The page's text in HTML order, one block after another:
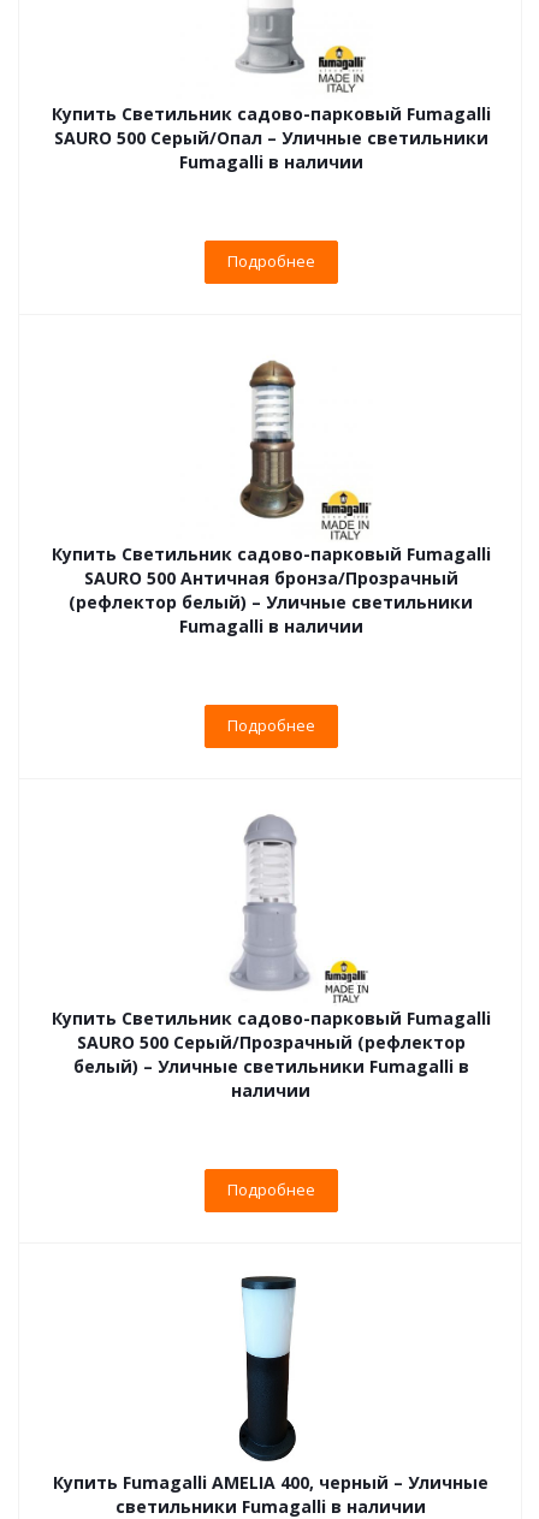
Купить Светильник садово-парковый Fumagalli
SAURO 500 Серый/Опал – Уличные светильники
Fumagalli в наличии
Подробнее
Купить Светильник садово-парковый Fumagalli
SAURO 500 Античная бронза/Прозрачный
(рефлектор белый) – Уличные светильники
Fumagalli в наличии
Подробнее
Купить Светильник садово-парковый Fumagalli
SAURO 500 Серый/Прозрачный (рефлектор
белый) – Уличные светильники Fumagalli в
наличии
Подробнее
Купить Fumagalli AMELIA 400, черный – Уличные
светильники Fumagalli в наличии